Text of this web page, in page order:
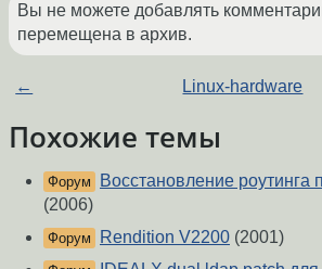
Вы не можете добавлять
перемещена в архив.
← Linux-hardware
Похожие темы
Форум
Восстановление роутинга
(2006)
Форум Rendition V2200 (2001)